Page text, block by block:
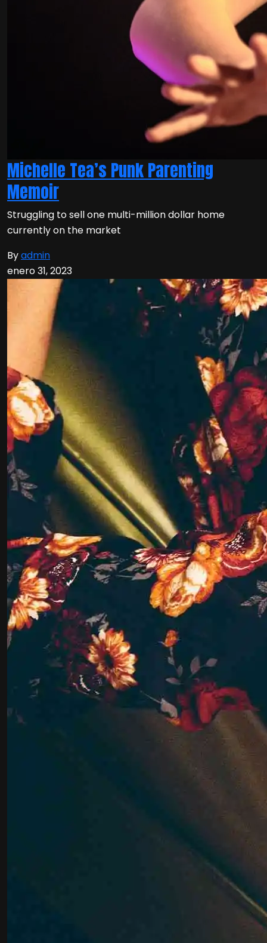
Michelle Tea’s Punk Parenting
Memoir
Struggling to sell one multi-million dollar home
currently on the market
Byadmin
enero 31, 2023